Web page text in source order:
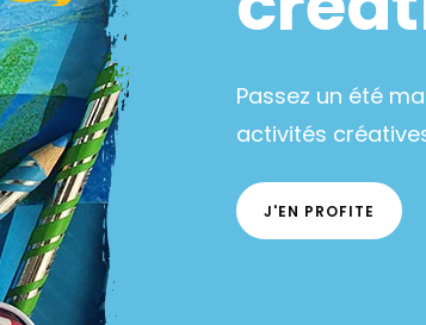
Passez un été
activités
J'EN PROFITE